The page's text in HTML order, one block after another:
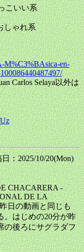
こいい系
しゃれ系
M%C3%BAsica-en-
Carlos Selaya以外は
：2025/10/20(Mon)
CHACARERA -
DE LA
日の動画と同じも
。はじめの20分が昨
の後ろにサグラダフ